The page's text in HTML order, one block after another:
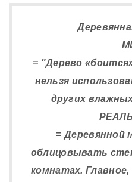
= "Дерево
нельзя
других
= Деревянной
облицовывать
комнатах.